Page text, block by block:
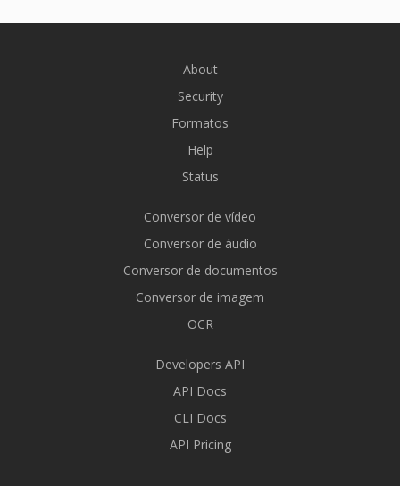
About
Security
Formatos
Help
Status
Conversor de vídeo
Conversor de áudio
Conversor de documentos
Conversor de imagem
OCR
Developers API
API Docs
CLI Docs
API Pricing